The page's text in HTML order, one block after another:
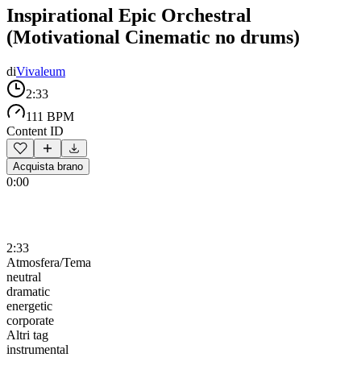
Inspirational Epic Orchestral
(Motivational Cinematic no drums)
diVivaleum
2:33
111 BPM
Content ID
Acquista brano
0:00
2:33
Atmosfera/Tema
neutral
dramatic
energetic
corporate
Altri tag
instrumental